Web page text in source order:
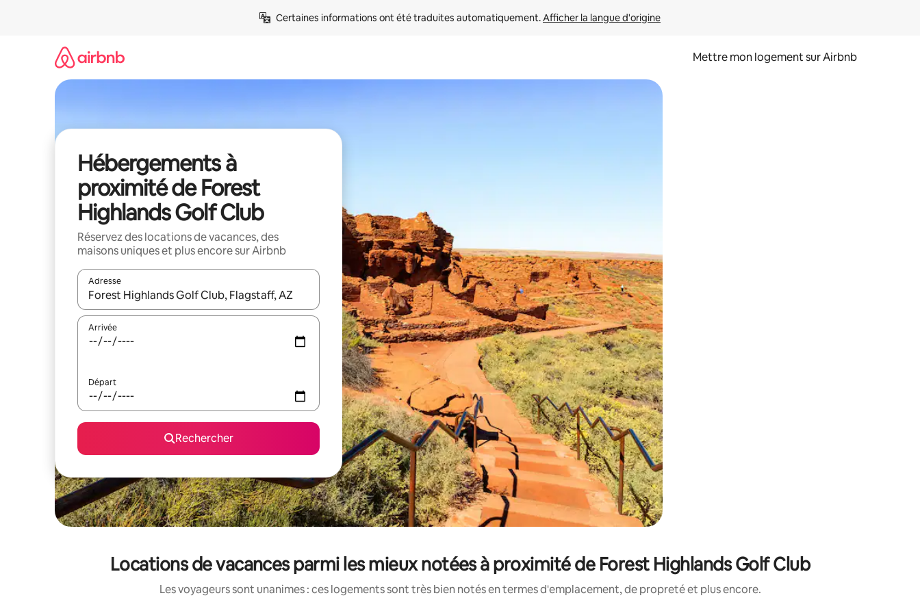
Certaines informations ont été traduites automatiquement. Afficher la langue d'origine
Mettre mon logement sur Airbnb
Hébergements à
proximité de Forest
Highlands Golf Club
Réservez des locations de vacances, des
maisons uniques et plus encore sur Airbnb
Adresse
Lorsque les résultats s'affichent, utilisez les flèches vers le haut et vers le bas pour les parcourir ou en appuyant et en faisant glisser.
Arrivée
Départ
Rechercher
Locations de vacances parmi les mieux notées à proximité de Forest Highlands Golf Club
Les voyageurs sont unanimes : ces logements sont très bien notés en termes d'emplacement, de propreté et plus encore.